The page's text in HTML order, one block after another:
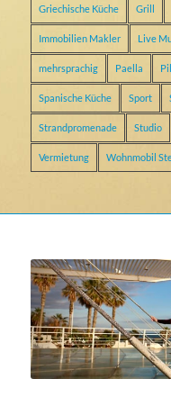
Griechische Küche Grill
Immobilien Makler Live
mehrsprachig Paella
Spanische Küche Sport
Strandpromenade Studio
Vermietung Wohnmobil